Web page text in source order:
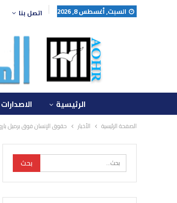
السبت, أغسطس 8, 2026 اتصل بنا
الرئيسية الاصدارات
الصفحة الرئيسية الأخبار حقوق الإنسان فوق برميل